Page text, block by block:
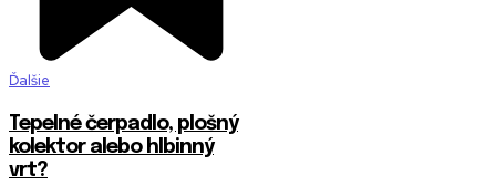
Ďalšie
Tepelné čerpadlo, plošný
kolektor alebo hlbinný
vrt?